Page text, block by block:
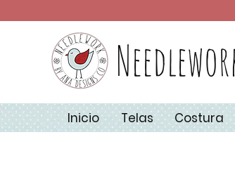
Inicio Telas Costura